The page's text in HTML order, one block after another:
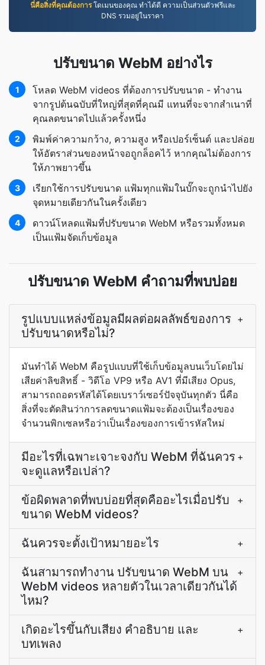
นี่คือสิ่งที่คุณต้องการโดเมนของคุณ ทำได้ดี ความเป็นส่วนตัวฟรีและ
DNS รวมอยู่ในราคา
ปรับขนาด WebM อย่างไร
1
โหลด WebM videos ที่ต้องการปรับขนาด - ทำงาน
จากรูปต้นฉบับที่ใหญ่ที่สุดที่คุณมี แทนที่จะจากสำเนาที่
คุณลดขนาดไปแล้วครั้งหนึ่ง
2
พิมพ์ค่าความกว้าง, ความสูง หรือเปอร์เซ็นต์ และปล่อย
ให้อัตราส่วนของหน้าจอถูกล็อคไว้ หากคุณไม่ต้องการ
ให้ภาพยาวขึ้น
3
เรียกใช้การปรับขนาด แฟ้มทุกแฟ้มในบั๊กจะถูกนำไปยัง
จุดหมายเดียวกันในครั้งเดียว
4
ดาวน์โหลดแฟ้มที่ปรับขนาด WebM หรือรวมทั้งหมด
เป็นแฟ้มจัดเก็บข้อมูล
ปรับขนาด WebM คำถามที่พบบ่อย
รูปแบบแหล่งข้อมูลมีผลต่อผลลัพธ์ของการ
ปรับขนาดหรือไม่?
+
มันทำได้ WebM คือรูปแบบที่ใช้เก็บข้อมูลบนเว็บโดยไม่
เสียค่าลิขสิทธิ์ - วิดีโอ VP9 หรือ AV1 ที่มีเสียง Opus,
สามารถถอดรหัสได้โดยเบราว์เซอร์ปัจจุบันทุกตัว นี่คือ
สิ่งที่จะตัดสินว่าการลดขนาดแฟ้มจะต้องเป็นเรื่องของ
จำนวนพิกเซลหรือว่าเป็นเรื่องของการเข้ารหัสใหม่
มีอะไรที่เฉพาะเจาะจงกับ WebM ที่ฉันควร
จะดูแลหรือเปล่า?
+
ข้อผิดพลาดที่พบบ่อยที่สุดคืออะไรเมื่อปรับ
ขนาด WebM videos?
+
ฉันควรจะตั้งเป้าหมายอะไร +
ฉันสามารถทำงาน ปรับขนาด WebM บน
WebM videos หลายตัวในเวลาเดียวกันได้
ไหม?
+
เกิดอะไรขึ้นกับเสียง คำอธิบาย และ
บทเพลง
+